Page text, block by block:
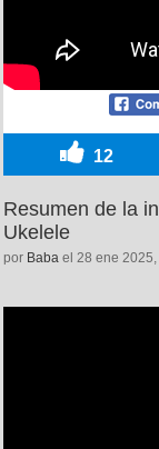
12
Resumen de la
Ukelele
por Baba el 28 ene 2025,